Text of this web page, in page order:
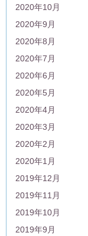
2020年10月
2020年9月
2020年8月
2020年7月
2020年6月
2020年5月
2020年4月
2020年3月
2020年2月
2020年1月
2019年12月
2019年11月
2019年10月
2019年9月